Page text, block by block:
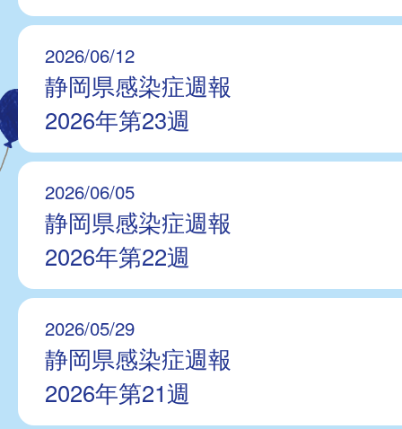
2026/06/12
静岡県感染症週報
2026年第23週
2026/06/05
静岡県感染症週報
2026年第22週
2026/05/29
静岡県感染症週報
2026年第21週